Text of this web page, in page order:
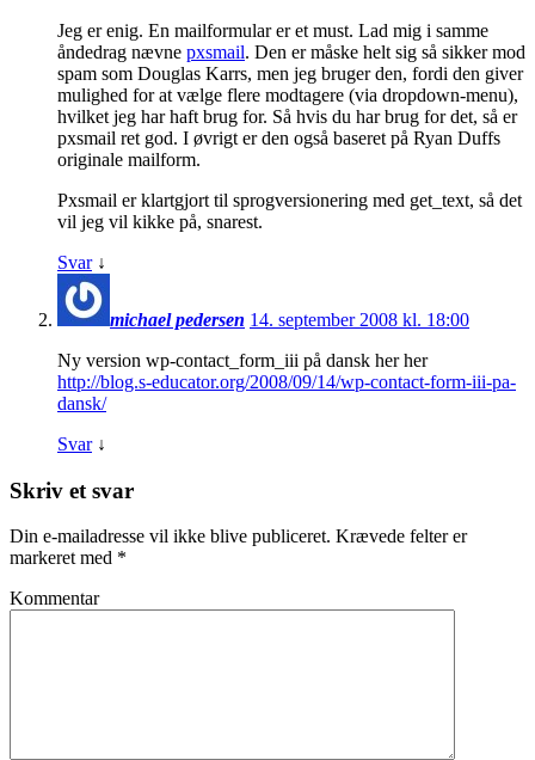
Jeg er enig. En mailformular er et must. Lad mig i samme
åndedrag nævne pxsmail. Den er måske helt sig så sikker mod
spam som Douglas Karrs, men jeg bruger den, fordi den giver
mulighed for at vælge flere modtagere (via dropdown-menu),
hvilket jeg har haft brug for. Så hvis du har brug for det, så er
pxsmail ret god. I øvrigt er den også baseret på Ryan Duffs
originale mailform.
Pxsmail er klartgjort til sprogversionering med get_text, så det
vil jeg vil kikke på, snarest.
Svar ↓
michael pedersen 14. september 2008 kl. 18:00
Ny version wp-contact_form_iii på dansk her her
http://blog.s-educator.org/2008/09/14/wp-contact-form-iii-pa-
dansk/
Svar ↓
Skriv et svar
Din e-mailadresse vil ikke blive publiceret. Krævede felter er
markeret med *
Kommentar